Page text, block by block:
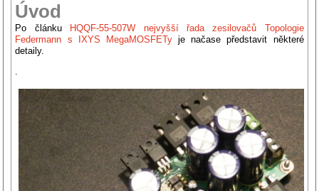
Úvod
Po článku
HQQF-55-507W nejvyšší řada zesilovačů Topologie
Federmann s IXYS MegaMOSFETyje načase představit některé
detaily.